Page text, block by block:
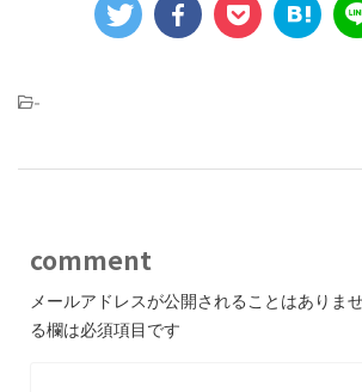
-
comment
メールアドレスが公開されることはありませ
る欄は必須項目です